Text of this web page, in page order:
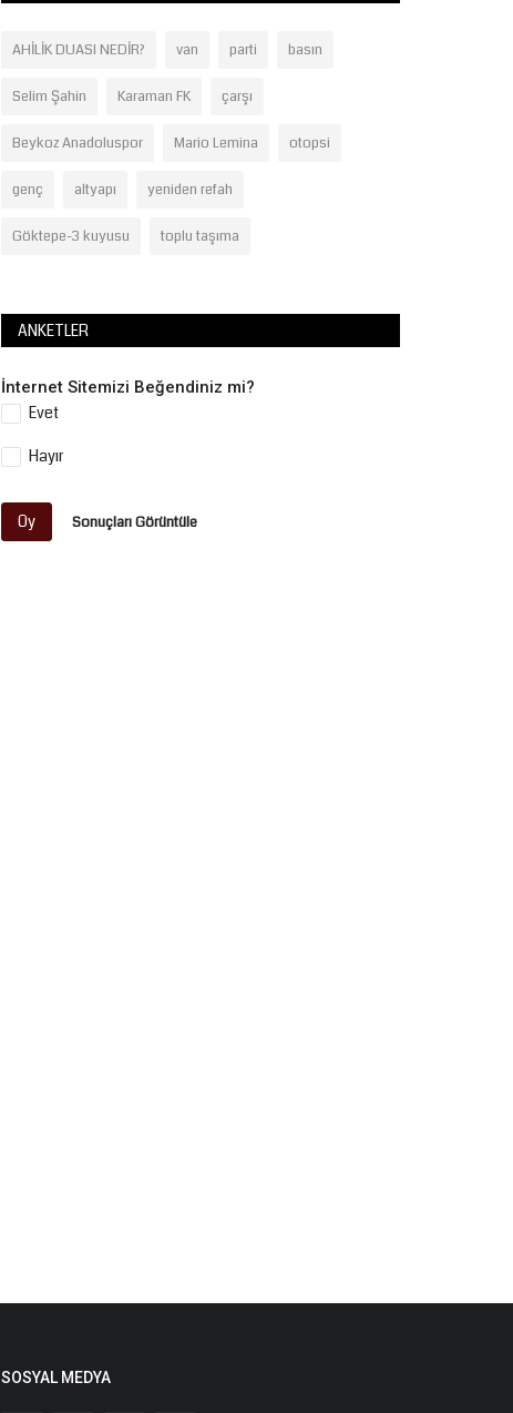
AHİLİK DUASI NEDİR? van parti basın
Selim Şahin Karaman FK çarşı
Beykoz Anadoluspor Mario Lemina otopsi
genç altyapı yeniden refah
Göktepe-3 kuyusu toplu taşıma
ANKETLER
İnternet Sitemizi Beğendiniz mi?
Evet
Hayır
Oy Sonuçları Görüntüle
SOSYAL MEDYA